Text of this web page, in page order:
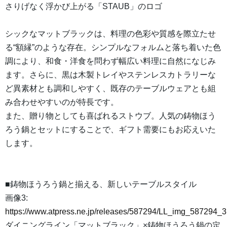
さりげなく浮かび上がる「STAUB」のロゴ
シックなマットブラックは、料理の色彩や質感を際立たせ
る“額縁”のような存在。シンプルなフォルムと落ち着いた色
調により、和食・洋食を問わず幅広い料理に自然になじみ
ます。さらに、黒は木製トレイやステンレスカトラリーな
ど異素材とも調和しやすく、既存のテーブルウェアとも組
み合わせやすいのが特長です。
また、贈り物としても喜ばれるストウブ。人気の鋳物ほう
ろう鍋とセットにすることで、ギフト需要にもお応えいた
します。
■鋳物ほうろう鍋と揃える、新しいテーブルスタイル
画像3:
https://www.atpress.ne.jp/releases/587294/